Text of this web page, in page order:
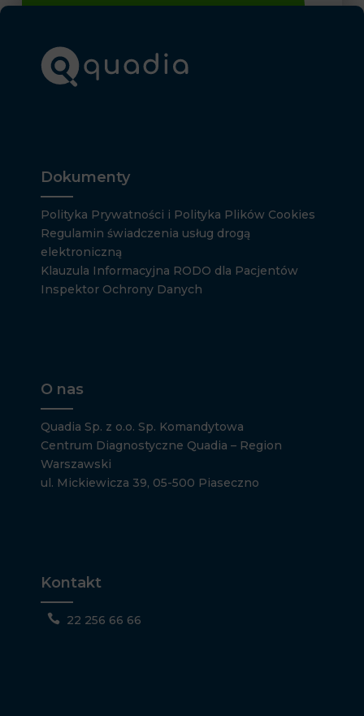
Dokumenty
Polityka Prywatności i Polityka Plików Cookies
Regulamin świadczenia usług drogą
elektroniczną
Klauzula Informacyjna RODO dla Pacjentów
Inspektor Ochrony Danych
O nas
Quadia Sp. z o.o. Sp. Komandytowa
Centrum Diagnostyczne Quadia – Region
Warszawski
ul. Mickiewicza 39, 05-500 Piaseczno
Kontakt
 22 256 66 66